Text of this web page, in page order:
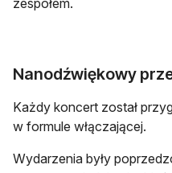
Nanodźwiękowy
Każdy koncert został
w formule włączającej.
Wydarzenia były